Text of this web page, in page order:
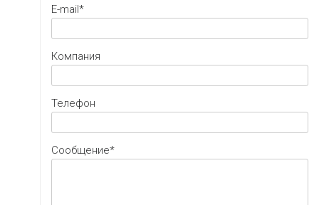
E-mail*
Компания
Телефон
Cообщение*